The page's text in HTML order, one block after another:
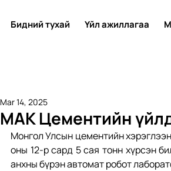
Бидний тухай Үйл ажиллагаа
МАК Цементийн
Mar 14, 2025
Монгол Улсын цементийн
оны 12-р сард 5 сая тонн хүрсэн
анхны бүрэн автомат робот